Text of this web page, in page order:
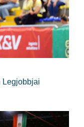
Legjobbjai